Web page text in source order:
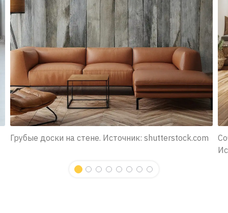
Грубые доски на стене. Источник: shutterstock.com